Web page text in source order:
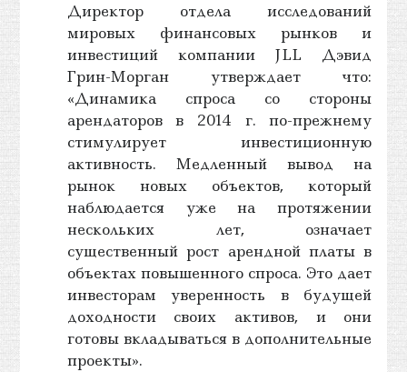
Директор отдела исследований
мировых финансовых рынков и
инвестиций компании JLL Дэвид
Грин-Морган утверждает что:
«Динамика спроса со стороны
арендаторов в 2014 г. по-прежнему
стимулирует инвестиционную
активность. Медленный вывод на
рынок новых объектов, который
наблюдается уже на протяжении
нескольких лет, означает
существенный рост арендной платы в
объектах повышенного спроса. Это дает
инвесторам уверенность в будущей
доходности своих активов, и они
готовы вкладываться в дополнительные
проекты».